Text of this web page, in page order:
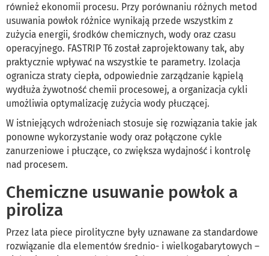
również ekonomii procesu. Przy porównaniu różnych metod
usuwania powłok różnice wynikają przede wszystkim z
zużycia energii, środków chemicznych, wody oraz czasu
operacyjnego. FASTRIP T6 został zaprojektowany tak, aby
praktycznie wpływać na wszystkie te parametry. Izolacja
ogranicza straty ciepła, odpowiednie zarządzanie kąpielą
wydłuża żywotność chemii procesowej, a organizacja cykli
umożliwia optymalizację zużycia wody płuczącej.
W istniejących wdrożeniach stosuje się rozwiązania takie jak
ponowne wykorzystanie wody oraz połączone cykle
zanurzeniowe i płuczące, co zwiększa wydajność i kontrolę
nad procesem.
Chemiczne usuwanie powłok a
piroliza
Przez lata piece pirolityczne były uznawane za standardowe
rozwiązanie dla elementów średnio- i wielkogabarytowych –